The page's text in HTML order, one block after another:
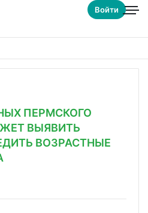
Войти
ПЕРМСКОГО
ВЫЯВИТЬ
ВОЗРАСТНЫЕ